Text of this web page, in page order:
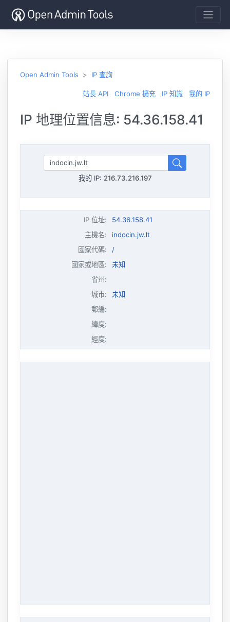
Open Admin Tools IP 查詢
站長 API Chrome 擴充 IP 知識 我的 IP
IP 地理位置信息: 54.36.158.41
我的 IP: 216.73.216.197
IP 位址:
54.36.158.41
主機名:
indocin.jw.lt
國家代碼:
/
國家或地區:
未知
省州:
城市:
未知
郵編:
緯度:
經度: